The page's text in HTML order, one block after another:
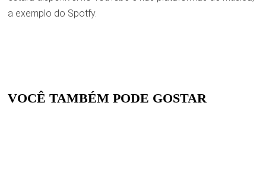
a exemplo do Spotfy.
VOCÊ TAMBÉM PODE GOSTAR